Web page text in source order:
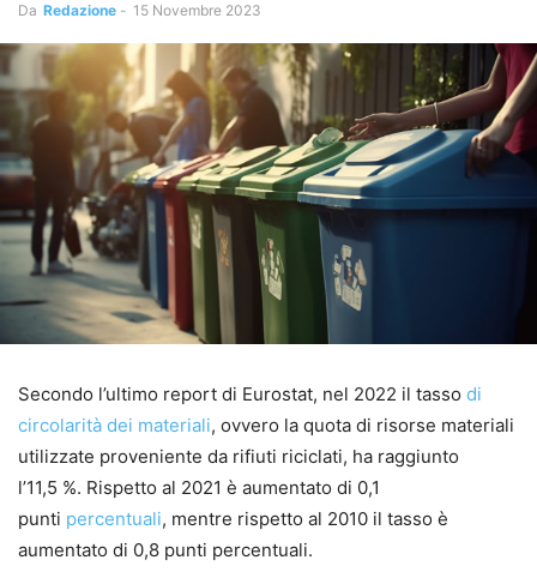
Da Redazione - 15 Novembre 2023
Secondo l’ultimo report di Eurostat, nel 2022 il tasso di
circolarità dei materiali, ovvero la quota di risorse materiali
utilizzate proveniente da rifiuti riciclati, ha raggiunto
l’11,5 %. Rispetto al 2021 è aumentato di 0,1
punti percentuali, mentre rispetto al 2010 il tasso è
aumentato di 0,8 punti percentuali.